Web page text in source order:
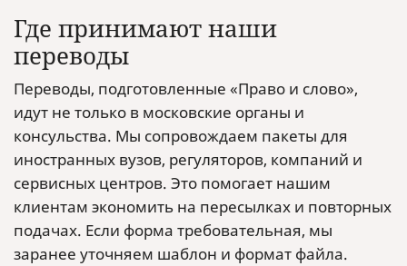
Где принимают наши
переводы
Переводы, подготовленные «Право и слово»,
идут не только в московские органы и
консульства. Мы сопровождаем пакеты для
иностранных вузов, регуляторов, компаний и
сервисных центров. Это помогает нашим
клиентам экономить на пересылках и повторных
подачах. Если форма требовательная, мы
заранее уточняем шаблон и формат файла.